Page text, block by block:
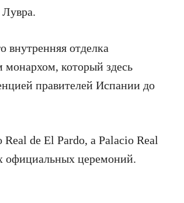
внутренняя отделка
монархом, который здесь
правителей Испании до
de El Pardo, а Palacio Real
официальных церемоний.